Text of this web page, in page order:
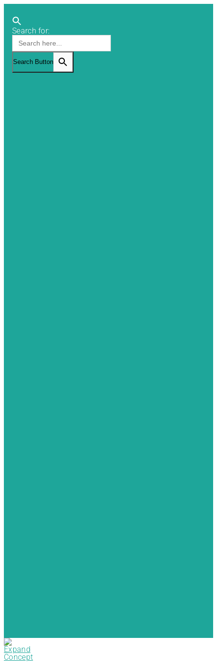
Search for:
Search Button